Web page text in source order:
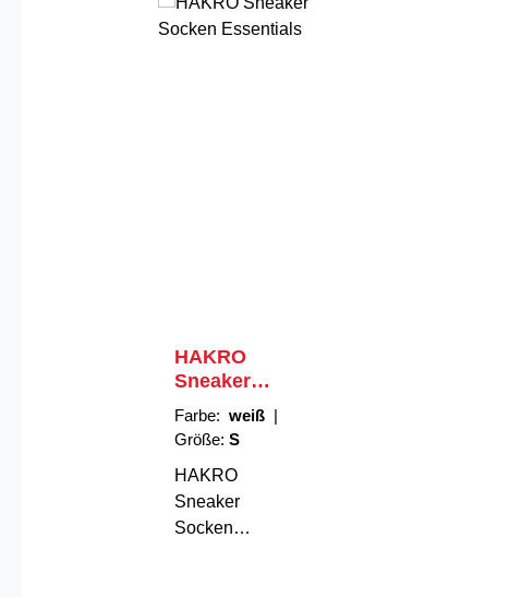
HAKRO
Sneaker
Socken
Essentials
Farbe: weiß |
Größe: S
HAKRO
Sneaker
Socken